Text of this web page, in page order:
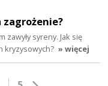
zagrożenie?
zawyły syreny. Jak się
kryzysowych? » więcej